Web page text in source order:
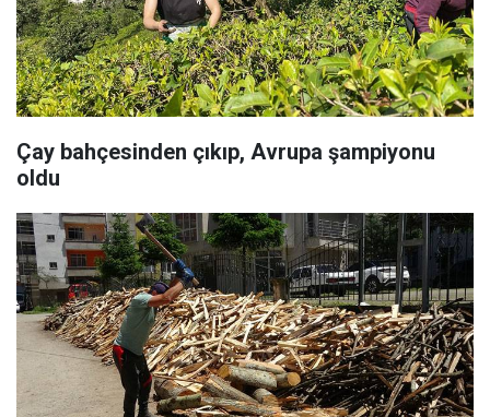
Çay bahçesinden çıkıp, Avrupa şampiyonu
oldu